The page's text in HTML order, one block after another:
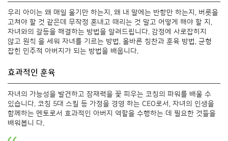
우리 아이는 왜 매일 울기만 하는지, 왜 내 말에는 반항만 하는지, 버릇을
고쳐야 할 것 같은데 무작정 혼내고 때리는 것 말고 어떻게 해야 할 지,
자녀와의 갈등을 해결하는 방법을 알려드립니다. 감정에 사로잡히지
않고 원칙 을 세워 자녀를 기르는 방법, 올바른 칭찬과 훈육 방법, 균형
잡힌 민주적 아버지가 되는 방법을 배웁니다.
효과적인 훈육
자녀의 가능성을 발견하고 잠재력을 꽃 피우는 코칭의 파워를 배울 수
있습니다. 코칭 5대 스킬 등 가정을 경영 하는 CEO로서, 자녀의 인생을
함께하는 멘토로서 효과적인 아버지 역할을 수행하는 데 필요한 것들을
배워봅니 다.